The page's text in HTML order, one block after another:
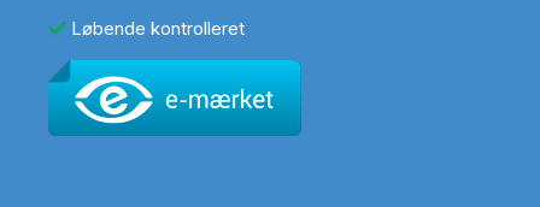
Løbende kontrolleret